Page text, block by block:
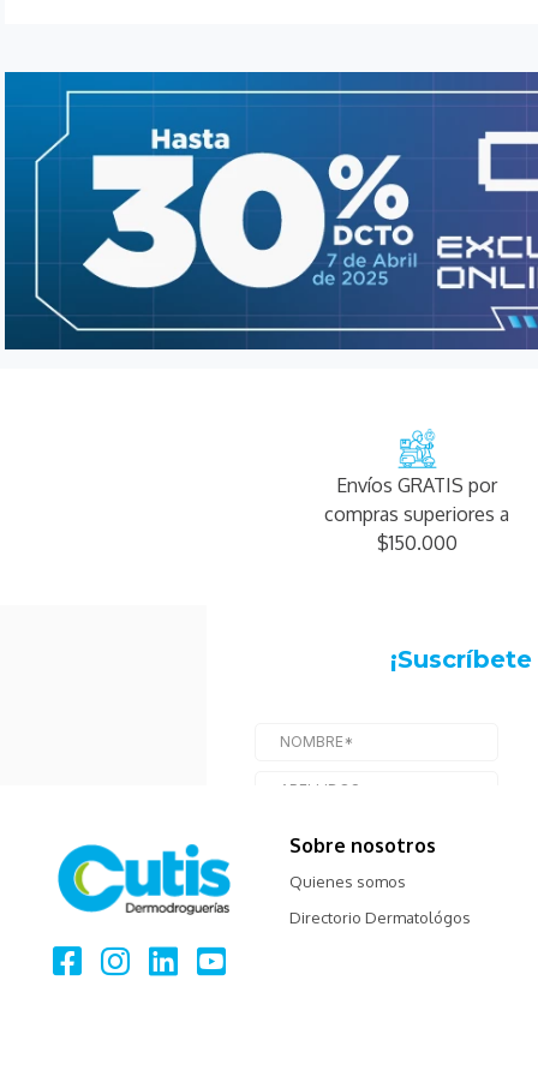
Envíos GRATIS por
compras superiores a
$150.000
Sobre nosotros
Quienes somos
Directorio Dermatológos